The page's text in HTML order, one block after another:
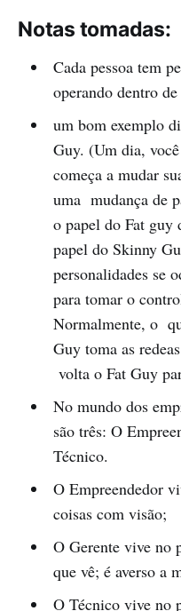
Notas tomadas:
Cada pessoa tem
operando dentro
um bom exemplo
Guy. (Um dia,
começa a mudar
uma mudança de
o papel do Fat guy
papel do Skinny
personalidades se
para tomar o
Normalmente, o
Guy toma as
volta o Fat Guy
No mundo dos
são três: O
Técnico.
O Empreendedor
coisas com visão;
O Gerente vive no
que vê; é averso a
O Técnico vive no